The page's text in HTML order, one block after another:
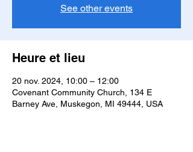
See other events
Heure et lieu
20 nov. 2024, 10:00 – 12:00
Covenant Community Church, 134 E
Barney Ave, Muskegon, MI 49444, USA